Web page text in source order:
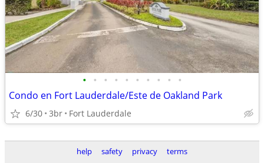
• • • • • • • • • •
Condo en Fort Lauderdale/Este de Oakland Park
6/30 3br Fort Lauderdale
help safety privacy terms